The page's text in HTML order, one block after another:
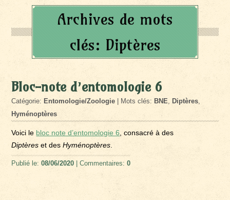
Archives de mots
clés:Diptères
Bloc-note d’entomologie 6
Catégorie: Entomologie/Zoologie | Mots clés: BNE, Diptères,
Hyménoptères
Voici le bloc note d’entomologie 6 , consacré à des
Diptères et des Hyménoptères
Publié le:08/06/2020 | Commentaires:0